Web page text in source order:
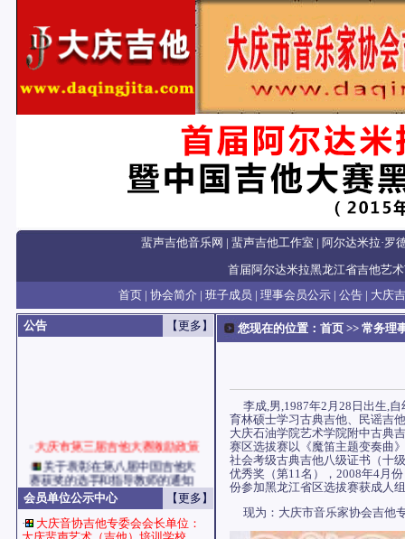
蜚声吉他音乐网 | 蜚声吉他工作室 | 阿尔达米拉·罗
首届阿尔达米拉黑龙江省吉他艺
首页 | 协会简介 | 班子成员 | 理事会员公示 | 公告 | 大庆
公告 【更多】
大庆市第三届吉他大赛激励政策
· 关于表彰在第八届中国吉他大
赛获奖的选手和指导教师的通知
会员单位公示中心
【更多】
·
大庆音协吉他专委会会长单位：
您现在的位置： 首页>> 常务理
李成,男,1987年2月28日出生,自
育林硕士学习古典吉他、民谣吉
大庆石油学院艺术学院附中古典
赛区选拔赛以《魔笛主题变奏曲
社会考级古典吉他八级证书（十
优秀奖（第11名），2008年4月
份参加黑龙江省区选拔赛获成人
现为：大庆市音乐家协会吉他